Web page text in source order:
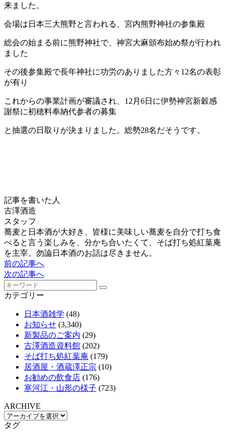
来ました。
会場は日本三大熊野と言われる、宮内熊野神社の参集殿
総会の始まる前に熊野神社で、神宮大麻頒布始め祭が行われ
ました
その後参集殿で長年神社に功労のありました方々12名の表彰
が有り
これからの事業計画が審議され、12月6日に伊勢神宮新穀感
謝祭に初穂料奉納代参者の募集
と抽選の日取りが決まりました。総勢28名だそうです。
記事を書いた人
古澤酒造
スタッフ
蕎麦と日本酒が大好き、皆様に美味しい蕎麦を自分で打ち食
べると言う楽しみを、分かち合いたくて、そば打ち処紅葉庵
を主宰。勿論日本酒のお話は尽きません。
前の記事へ
次の記事へ
カテゴリー
日本酒雑学 (48)
お知らせ (3,340)
新製品のご案内 (29)
古澤酒造資料館 (202)
そば打ち処紅葉庵 (179)
居酒屋・酒蔵澤正宗 (10)
お勧めの飲食店 (176)
寒河江・山形の様子 (723)
ARCHIVE
タグ